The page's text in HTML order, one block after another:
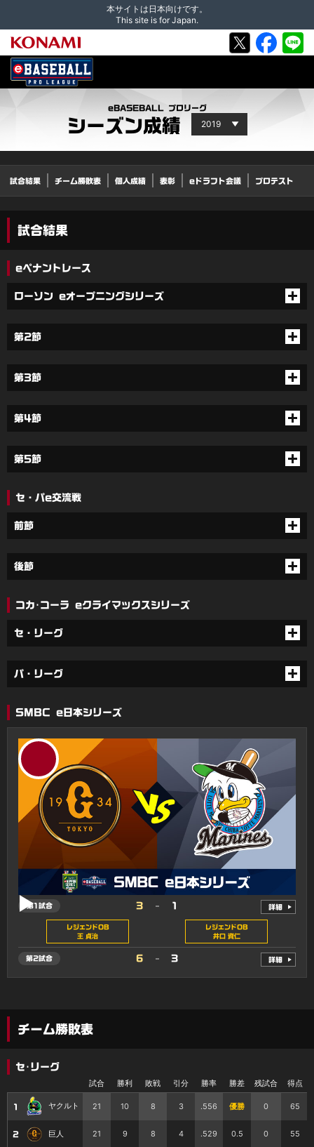
本サイトは日本向けです。
This site is for Japan.
eBASEBALL プロリーグ
シーズン成績
試合結果 チーム勝敗表 個人成績 表彰 eドラフト会議 プロテスト
試合結果
eペナントレース
ローソン eオープニングシリーズ
第2節
第3節
第4節
第5節
セ・パe交流戦
前節
後節
コカ･コーラ eクライマックスシリーズ
セ・リーグ
パ・リーグ
SMBC e日本シリーズ
第1試合 3 1 詳細
レジェンドOB
王 貞治
レジェンドOB
井口 資仁
第2試合 6 3 詳細
チーム勝敗表
セ･リーグ
1
2
試合 勝利 敗戦 引分 勝率 勝差 残試合 得点
ヤクルト 21 10 8 3 .556 優勝 0 65
巨人 21 9 8 4 .529 0.5 0 55